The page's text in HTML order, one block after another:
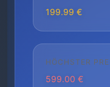
199.99 €
HÖCHSTER
599.00 €